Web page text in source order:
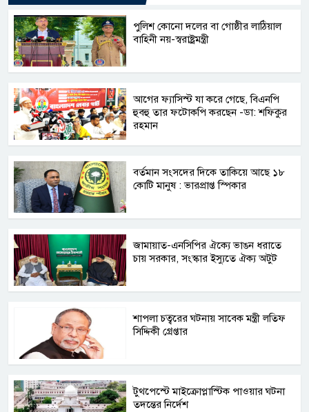
পুলিশ কোনো দলের বা গোষ্ঠীর লাঠিয়াল
বাহিনী নয়-স্বরাষ্ট্রমন্ত্রী
আগের ফ্যাসিস্ট যা করে গেছে, বিএনপি
হুবহু তার ফটোকপি করছেন -ডা: শফিকুর
রহমান
বর্তমান সংসদের দিকে তাকিয়ে আছে ১৮
কোটি মানুষ : ভারপ্রাপ্ত স্পিকার
জামায়াত-এনসিপির ঐক্যে ভাঙন ধরাতে
চায় সরকার, সংস্কার ইস্যুতে ঐক্য অটুট
শাপলা চত্বরের ঘটনায় সাবেক মন্ত্রী লতিফ
সিদ্দিকী গ্রেপ্তার
টুথপেস্টে মাইক্রোপ্লাস্টিক পাওয়ার ঘটনা
তদন্তের নির্দেশ